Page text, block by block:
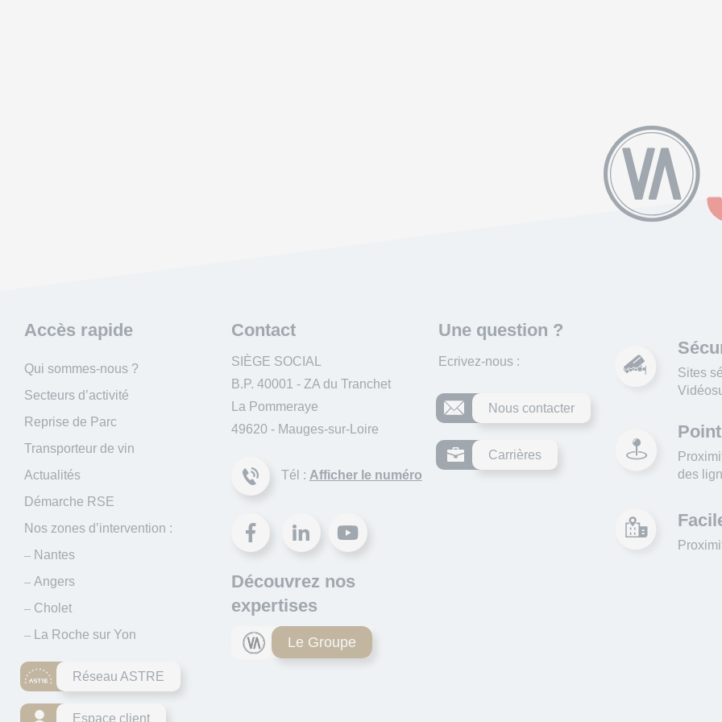
Accès rapide
Qui sommes-nous ?
Secteurs d’activité
Reprise de Parc
Transporteur de vin
Actualités
Démarche RSE
Nos zones d’intervention :
Nantes
Angers
Cholet
La Roche sur Yon
Réseau ASTRE
Espace client
Contact
SIÈGE SOCIAL
B.P. 40001 - ZA du Tranchet
La Pommeraye
49620 - Mauges-sur-Loire
Tél : Afficher le numéro
Découvrez nos
expertises
Le Groupe
Une question ?
Ecrivez-nous :
Nous contacter
Carrières
Sites
des